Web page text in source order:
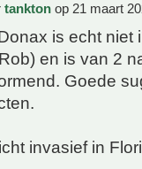
tankton op 21 maart
is echt niet
en is van 2
Goede
invasief in